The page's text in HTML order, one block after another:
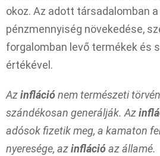
okoz. Az adott társadalomban
pénzmennyiség növekedése,
forgalomban levő termékek és
értékével.
Azinflációnem természeti
szándékosan generálják. Az
adósok fizetik meg, a kamaton
nyeresége, azinflációaz államé.